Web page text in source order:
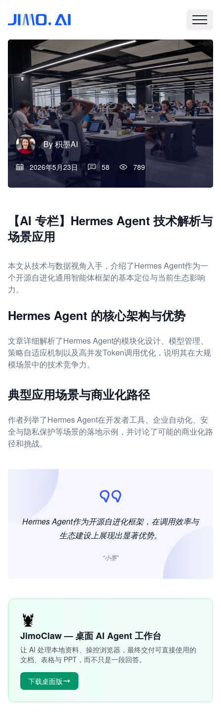
By积墨AI
2026年5月23日 58 789
【AI 专栏】Hermes Agent 技术解析与
场景应用
本文从技术与数据视角入手，介绍了Hermes Agent作为一
个开源自进化通用智能体框架的基本定位与当前生态影响
力。
Hermes Agent 的核心架构与优势
文章详细解析了Hermes Agent的模块化设计、模型管理、
策略自适应机制以及高并发Token调用优化，说明其在大规
模场景中的技术竞争力。
典型应用场景与商业化路径
作者列举了Hermes Agent在开发者工具、企业自动化、安
全与隐私保护等场景的落地示例，并讨论了可能的商业化路
径和挑战。
Hermes Agent作为开源自进化框架，在调用效率与
生态建设上展现出显著优势。
“小墨”
🦞
JimoClaw — 桌面 AI Agent 工作台
让 AI 处理本地资料、操控浏览器，最终交付可直接使用的
文档、表格与 PPT，而不只是一段回答。
下载桌面版